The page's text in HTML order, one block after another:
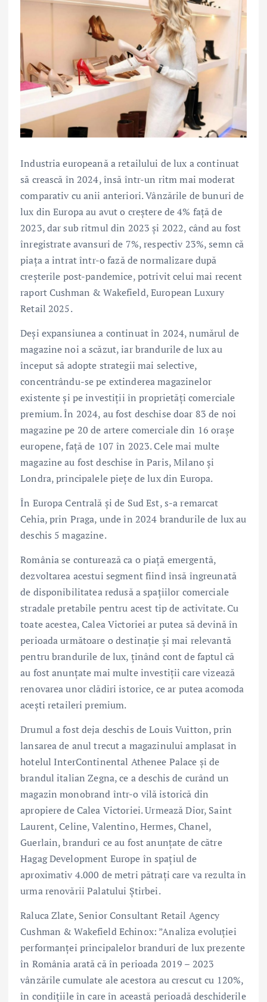
Industria europeană a retailului de lux a continuat
să crească în 2024, însă într-un ritm mai moderat
comparativ cu anii anteriori. Vânzările de bunuri de
lux din Europa au avut o creștere de 4% față de
2023, dar sub ritmul din 2023 și 2022, când au fost
înregistrate avansuri de 7%, respectiv 23%, semn că
piața a intrat într-o fază de normalizare după
creșterile post-pandemice, potrivit celui mai recent
raport Cushman & Wakefield, European Luxury
Retail 2025.
Deși expansiunea a continuat în 2024, numărul de
magazine noi a scăzut, iar brandurile de lux au
început să adopte strategii mai selective,
concentrându-se pe extinderea magazinelor
existente și pe investiții în proprietăți comerciale
premium. În 2024, au fost deschise doar 83 de noi
magazine pe 20 de artere comerciale din 16 orașe
europene, față de 107 în 2023. Cele mai multe
magazine au fost deschise în Paris, Milano și
Londra, principalele piețe de lux din Europa.
În Europa Centrală și de Sud Est, s-a remarcat
Cehia, prin Praga, unde în 2024 brandurile de lux au
deschis 5 magazine.
România se conturează ca o piață emergentă,
dezvoltarea acestui segment fiind însă îngreunată
de disponibilitatea redusă a spațiilor comerciale
stradale pretabile pentru acest tip de activitate. Cu
toate acestea, Calea Victoriei ar putea să devină în
perioada următoare o destinație și mai relevantă
pentru brandurile de lux, ținând cont de faptul că
au fost anunțate mai multe investiții care vizează
renovarea unor clădiri istorice, ce ar putea acomoda
acești retaileri premium.
Drumul a fost deja deschis de Louis Vuitton, prin
lansarea de anul trecut a magazinului amplasat în
hotelul InterContinental Athenee Palace și de
brandul italian Zegna, ce a deschis de curând un
magazin monobrand într-o vilă istorică din
apropiere de Calea Victoriei. Urmează Dior, Saint
Laurent, Celine, Valentino, Hermes, Chanel,
Guerlain, branduri ce au fost anunțate de către
Hagag Development Europe în spațiul de
aproximativ 4.000 de metri pătrați care va rezulta în
urma renovării Palatului Știrbei.
Raluca Zlate, Senior Consultant Retail Agency
Cushman & Wakefield Echinox: ”Analiza evoluției
performanței principalelor branduri de lux prezente
în România arată că în perioada 2019 – 2023
vânzările cumulate ale acestora au crescut cu 120%,
în condițiile în care în această perioadă deschiderile